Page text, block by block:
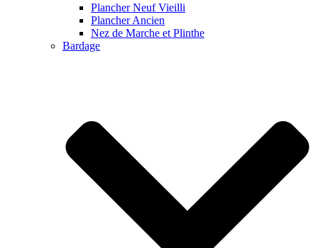
Plancher Neuf Vieilli
Plancher Ancien
Nez de Marche et Plinthe
Bardage